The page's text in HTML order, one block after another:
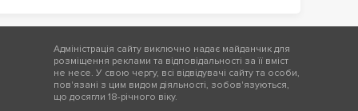
Адміністрація сайту виключно надає майданчик для
розміщення реклами та відповідальності за її вміст
не несе. У свою чергу, всі відвідувачі сайту та особи,
пов'язані з цим видом діяльності, зобов'язуються,
що досягли 18-річного віку.